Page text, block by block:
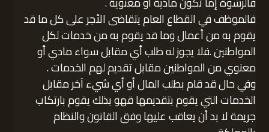
فالموظف في القطاع العام يتقاضى الأجر على كل ما قد
يقوم به من أعمال وما قد يقوم به من خدمات لكل
المواطنين .فلا يجوز له طلب أي مقابل سواء مادي أو
معنوي من المواطنين مقابل تقديم لهم الخدمات .
وفي حال قد قام بطلب المال أو أي شيء آخر مقابل
الخدمات التي يقوم بتقديمها قهو بذلك يقوم بارتكاب
جريمة لا بد أن يعاقب عليها وفق القانون والنظام